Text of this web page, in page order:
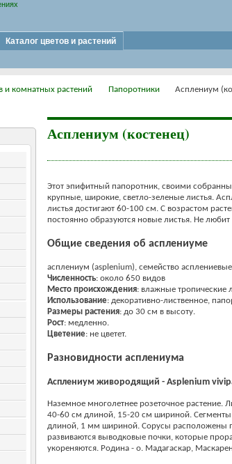
Каталог цветов и растений
и комнатных растений Папоротники Асплениум
Асплениум (костенец)
Этот эпифитный папоротник, своими
крупные, широкие, светло-зеленые листья.
листья достигают 60-100 см. С возрастом
постоянно образуются новые листья. Не любит
Общие сведения об асплениуме
асплениум (asplenium), семейство асплениевые.
Численность: около 650 видов
Место происхождения: влажные тропические
Использование: декоративно-лиственное,
Размеры растения: до 30 см в высоту.
Рост: медленно.
Цветение: не цветет.
Разновидности асплениума
Асплениум живородящий - Asplenium
Наземное многолетнее розеточное растение.
40-60 см длиной, 15-20 см шириной. Сегменты
длиной, 1 мм шириной. Сорусы расположены
развиваются выводковые почки, которые
укореняются. Родина - о. Мадагаскар,